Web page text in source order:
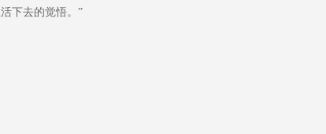
下去的觉悟。”